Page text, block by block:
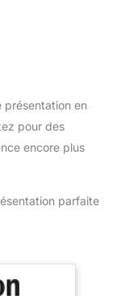
présentation en
pour des
encore plus
parfaite